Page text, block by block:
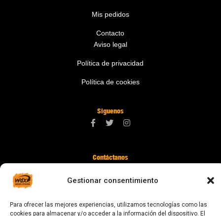
Gestionar consentimiento
Para ofrecer las mejores experiencias, utilizamos tecnologías como las
cookies para almacenar y/o acceder a la información del dispositivo. El
Mis pedidos
Contacto
Aviso legal
Política de privacidad
Política de cookies
Síguenos
Contáctanos
08024 Barcelona